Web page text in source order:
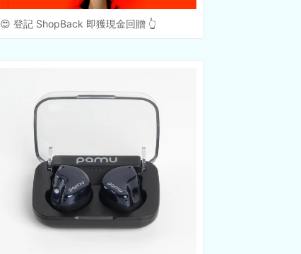
😍 登記 ShopBack 即獲現金回贈 👆